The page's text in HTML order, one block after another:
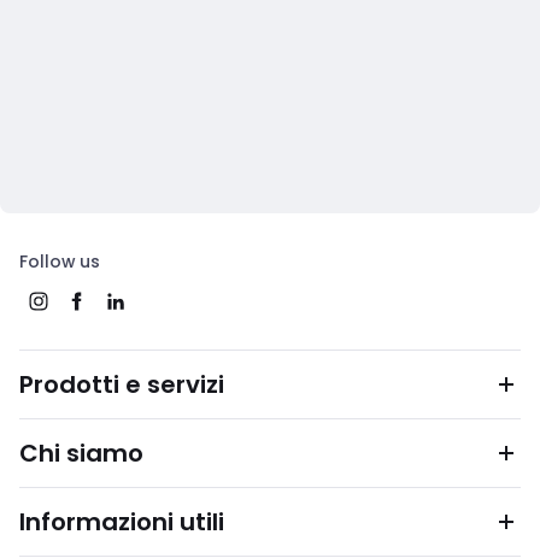
Follow us
Prodotti e servizi
Chi siamo
Informazioni utili